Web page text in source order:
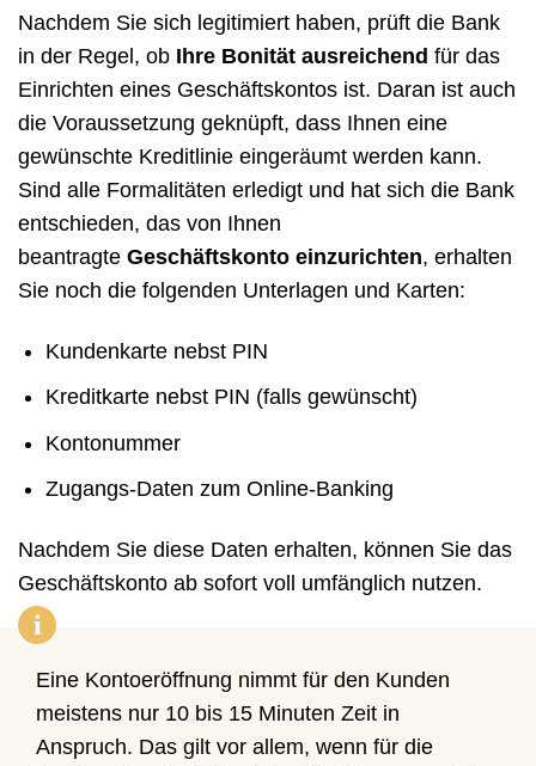
Nachdem Sie sich legitimiert haben, prüft die Bank
in der Regel, ob Ihre Bonität ausreichend für das
Einrichten eines Geschäftskontos ist. Daran ist auch
die Voraussetzung geknüpft, dass Ihnen eine
gewünschte Kreditlinie eingeräumt werden kann.
Sind alle Formalitäten erledigt und hat sich die Bank
entschieden, das von Ihnen
beantragte Geschäftskonto einzurichten, erhalten
Sie noch die folgenden Unterlagen und Karten:
Kundenkarte nebst PIN
Kreditkarte nebst PIN (falls gewünscht)
Kontonummer
Zugangs-Daten zum Online-Banking
Nachdem Sie diese Daten erhalten, können Sie das
Geschäftskonto ab sofort voll umfänglich nutzen.
i
Eine Kontoeröffnung nimmt für den Kunden
meistens nur 10 bis 15 Minuten Zeit in
Anspruch. Das gilt vor allem, wenn für die